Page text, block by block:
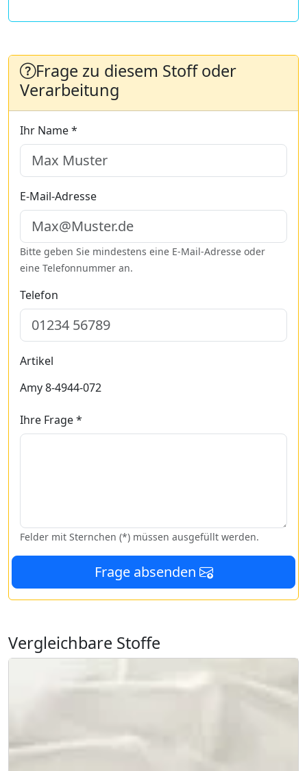
Frage zu diesem Stoff oder
Verarbeitung
Ihr Name *
E-Mail-Adresse
Bitte geben Sie mindestens eine E-Mail-Adresse oder
eine Telefonnummer an.
Telefon
Artikel
Amy 8-4944-072
Ihre Frage *
Felder mit Sternchen (*) müssen ausgefüllt werden.
Frage absenden
Vergleichbare Stoffe